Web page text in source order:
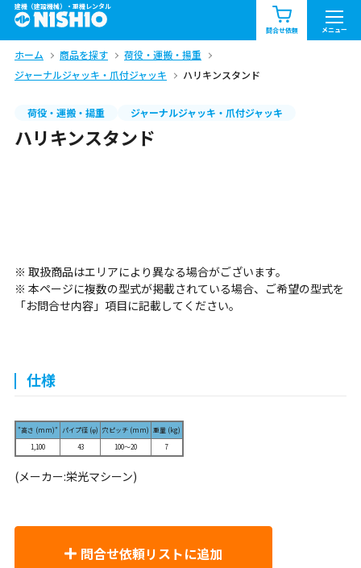
建機（建設機械）・重機レンタル
問合せ依頼 メニュー
商品一覧 お知らせ一覧
問合せ依頼リスト
北海道
ホーム 商品を探す
荷役・運搬・揚重
ジャーナルジャッキ・爪付ジャッキ
ハリキンスタンド
荷役・運搬・揚重 ジャーナルジャッキ・爪付ジャッキ
ハリキンスタンド
※ 取扱商品はエリアにより異なる場合がございます。
※ 本ページに複数の型式が掲載されている場合、ご希望の型式を
「お問合せ内容」項目に記載してください。
仕様
"高さ (mm)" パイプ径 (φ) 穴ピッチ (mm) 重量 (kg)
1,100
43 100～20 7
(メーカー:栄光マシーン)
問合せ依頼リストに追加